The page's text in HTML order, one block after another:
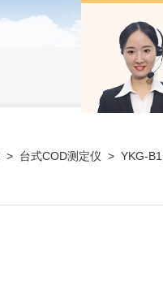
> 台式COD测定仪 > YKG-